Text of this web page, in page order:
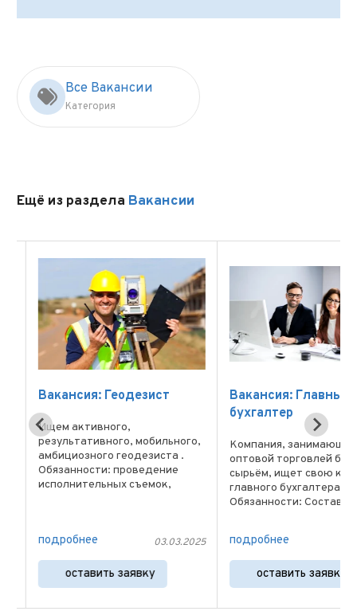
Все Вакансии
Категория
Ещё из раздела Вакансии
Вакансия: Геодезист
Ищем активного,
результативного, мобильного,
амбициозного геодезиста .
Обязанности: проведение
исполнительных съемок,
нормативные требования к
съемки и применяя ...
подробнее 03.03.2025
оставить заявку
Вакансия: Главный
бухгалтер
Компания,
оптовой торговлей
сырьём, ищет свою
главного бухгалтера.
Обязанности:
отчетности Учёт и
распределение
затрат и их
Банковские ...
подробнее
оставить заявку